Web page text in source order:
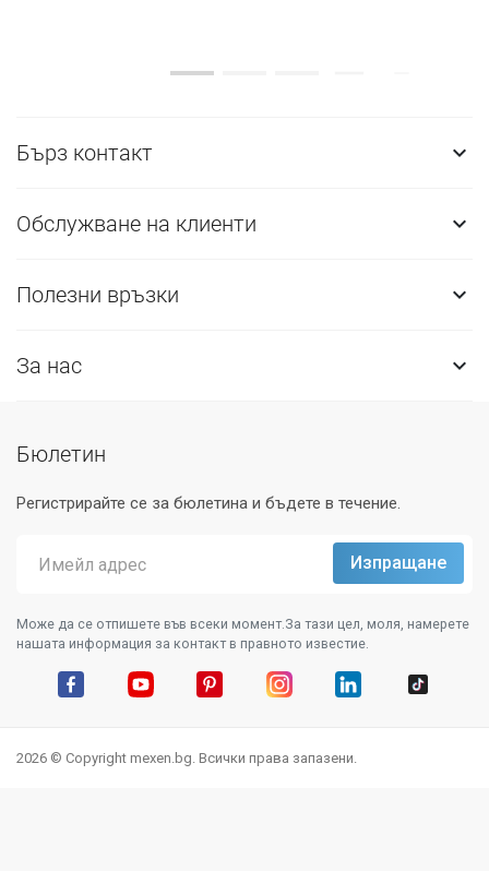
Бърз контакт 
Обслужване на клиенти 
Полезни връзки 
За нас 
Бюлетин
Регистрирайте се за бюлетина и бъдете в течение.
Може да се отпишете във всеки момент.За тази цел, моля, намерете
нашата информация за контакт в правното известие.
2026 © Copyright mexen.bg. Всички права запазени.